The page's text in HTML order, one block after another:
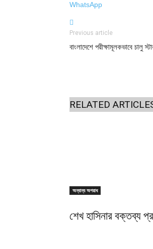
WhatsApp
Previous article
বাংলাদেশে পরীক্ষামূলকভাবে চালু
RELATED
অন্যান্য অপরাধ
শেখ হাসিনার বক্তব্য